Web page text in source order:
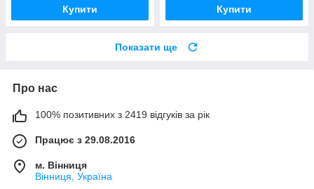
Купити Купити
Показати ще
Про нас
100% позитивних з 2419 відгуків за рік
Працює з 29.08.2016
м. Вінниця
Вінниця, Україна